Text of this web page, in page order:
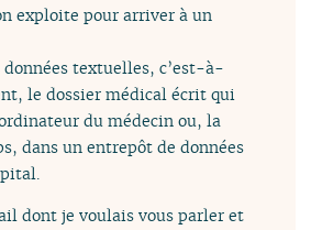
exploite pour arriver à un
données textuelles, c’est-à-
le dossier médical écrit qui
du médecin ou, la
dans un entrepôt de données
dont je voulais vous parler et